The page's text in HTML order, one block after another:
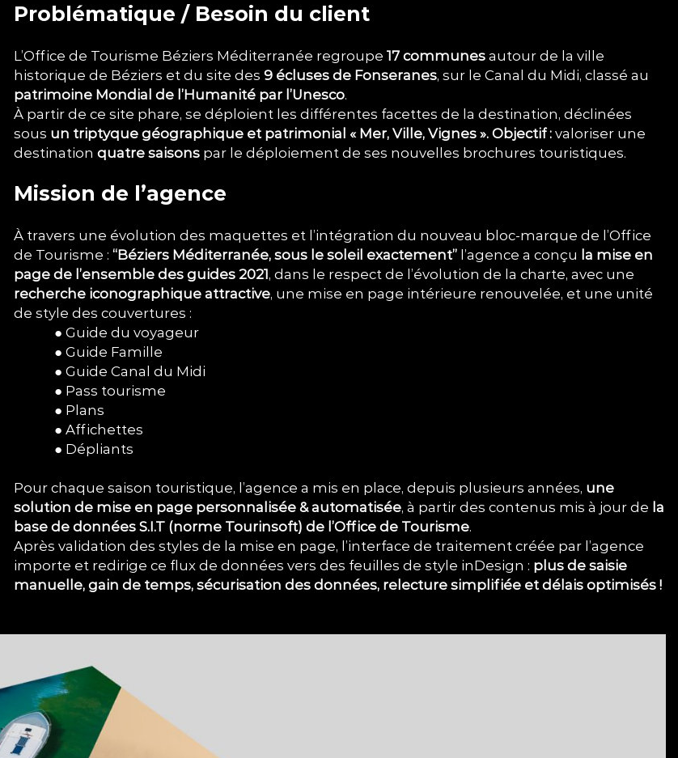
Problématique / Besoin du client
L’Office de Tourisme Béziers Méditerranée regroupe 17 communesautour de la ville
historique de Béziers et du site des 9 écluses de Fonseranes, sur le Canal du Midi, classé au
patrimoine Mondial de l’Humanité par l’Unesco.
À partir de ce site phare, se déploient les différentes facettes de la destination, déclinées
sous un triptyque géographique et patrimonial « Mer, Ville, Vignes ». Objectif :valoriser une
destination quatre saisonspar le déploiement de ses nouvelles brochures touristiques.
Mission de l’agence
À travers une évolution des maquettes et l’intégration du nouveau bloc-marque de l’Office
de Tourisme : “Béziers Méditerranée, sous le soleil exactement”l’agence a conçu la mise en
page de l’ensemble des guides 2021, dans le respect de l’évolution de la charte, avec une
recherche iconographique attractive, une mise en page intérieure renouvelée, et une unité
de style des couvertures :
● Guide du voyageur
● Guide Famille
● Guide Canal du Midi
● Pass tourisme
● Plans
● Affichettes
● Dépliants
Pour chaque saison touristique, l’agence a mis en place, depuis plusieurs années, une
solution de mise en page personnalisée & automatisée, à partir des contenus mis à jour de la
base de données S.I.T (norme Tourinsoft) de l’Office de Tourisme.
Après validation des styles de la mise en page, l’interface de traitement créée par l’agence
importe et redirige ce flux de données vers des feuilles de style inDesign : plus de saisie
manuelle, gain de temps, sécurisation des données, relecture simplifiée et délais optimisés !